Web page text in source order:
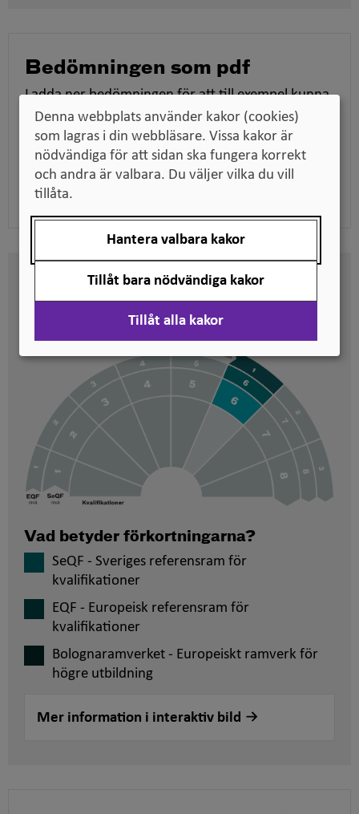
Bedömningen som pdf
Ladda ner bedömningen för att till exempel kunna
skicka den till en arbetsgivare när du söker jobb,
tillsammans med dina utbildningsdokument.
Ladda ner pdf
Här kan du se på vilken nivå
svenska kvalifikationer är
Vad betyder förkortningarna?
SeQF - Sveriges referensram för
kvalifikationer
EQF - Europeisk referensram för
kvalifikationer
Bolognaramverket - Europeiskt ramverk för
högre utbildning
Mer information i interaktiv bild
Denna webbplats använder kakor (cookies)
som lagras i din webbläsare. Vissa kakor är
nödvändiga för att sidan ska fungera korrekt
och andra är valbara. Du väljer vilka du vill
tillåta.
Hantera valbara kakor
Tillåt bara nödvändiga kakor
Tillåt alla kakor